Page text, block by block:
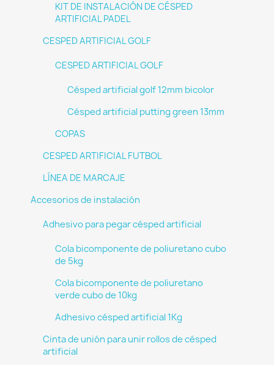
KIT DE INSTALACIÓN DE CÉSPED
ARTIFICIAL PADEL
CESPED ARTIFICIAL GOLF
CESPED ARTIFICIAL GOLF
Césped artificial golf 12mm bicolor
Césped artificial putting green 13mm
COPAS
CESPED ARTIFICIAL FUTBOL
LÍNEA DE MARCAJE
Accesorios de instalación
Adhesivo para pegar césped artificial
Cola bicomponente de poliuretano cubo
de 5kg
Cola bicomponente de poliuretano
verde cubo de 10kg
Adhesivo césped artificial 1Kg
Cinta de unión para unir rollos de césped
artificial